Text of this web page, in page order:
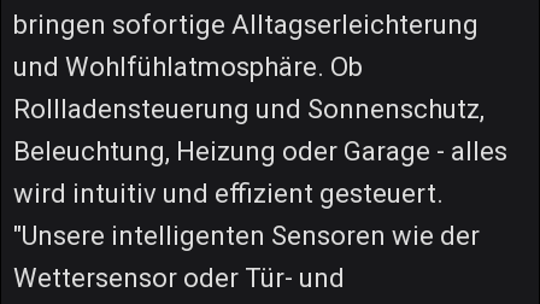
bringen sofortige Alltagserleichterung
und Wohlfühlatmosphäre. Ob
Rollladensteuerung und Sonnenschutz,
Beleuchtung, Heizung oder Garage - alles
wird intuitiv und effizient gesteuert.
"Unsere intelligenten Sensoren wie der
Wettersensor oder Tür- und